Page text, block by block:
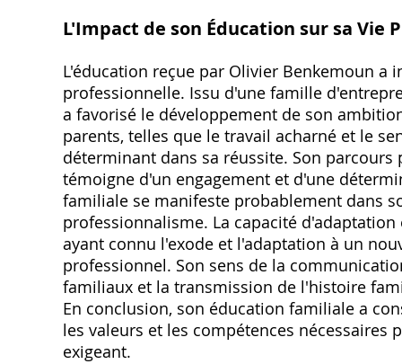
L'Impact de son Éducation sur sa Vie
L'éducation reçue par Olivier Benkemoun
professionnelle. Issu d'une famille
a favorisé le développement de son
parents, telles que le travail acharné et le
déterminant dans sa réussite. Son
témoigne d'un engagement et d'une
familiale se manifeste probablement dans
professionnalisme. La capacité
ayant connu l'exode et l'adaptation à un
professionnel. Son sens de la
familiaux et la transmission de l'histoire
En conclusion, son éducation familiale a
les valeurs et les compétences
exigeant.